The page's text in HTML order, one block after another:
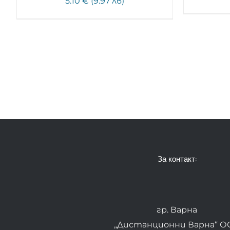
За контакт:
гр. Варна
„Дистанционни Варна“